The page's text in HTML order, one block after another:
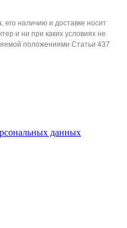
наличию и доставке носит
и ни при каких условиях не
положениями Статьи 437
данных